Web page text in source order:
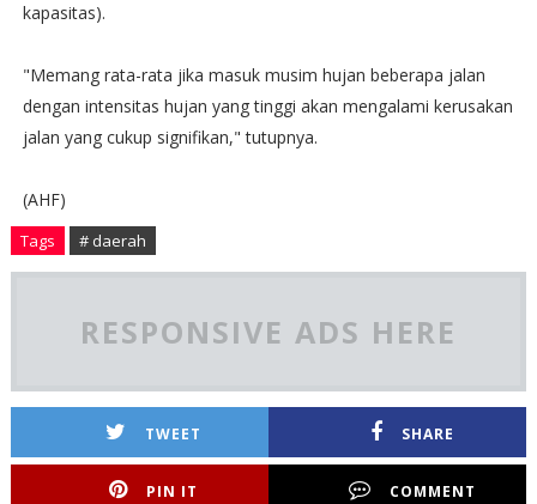
kapasitas).
"Memang rata-rata jika masuk musim hujan beberapa jalan
dengan intensitas hujan yang tinggi akan mengalami kerusakan
jalan yang cukup signifikan," tutupnya.
(AHF)
Tags # daerah
RESPONSIVE ADS HERE
TWEET SHARE
PIN IT COMMENT